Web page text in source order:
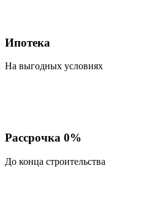
Ипотека
На выгодных условиях
Рассрочка 0%
До конца строительства